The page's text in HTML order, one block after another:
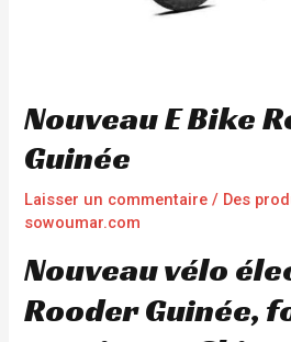
Nouveau E Bike
Guinée
Laisser un commentaire / Des
sowoumar.com
Nouveau vélo
Rooder Guinée,